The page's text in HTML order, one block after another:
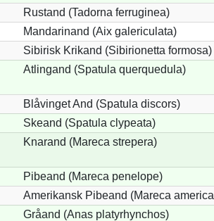
Rustand (Tadorna ferruginea)
Mandarinand (Aix galericulata)
Sibirisk Krikand (Sibirionetta formosa)
Atlingand (Spatula querquedula)
Blåvinget And (Spatula discors)
Skeand (Spatula clypeata)
Knarand (Mareca strepera)
Pibeand (Mareca penelope)
Amerikansk Pibeand (Mareca
Gråand (Anas platyrhynchos)